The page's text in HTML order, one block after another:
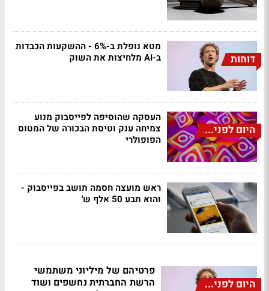
דוחות
מטא נופלת ב-6% - ההשקעות הכבדות
ב-AI מלחיצות את השוק
היום לפני...
העסקה שהוסיפה לפייסבוק מנוע
צמיחה ענק וטיסת הבכורה של המטוס
הפופולרי
ראש מועצה חסמה תושב בפייסבוק -
והוא תבע 50 אלף ש'
היום לפני...
פרטיהם של מיליוני משתמשי
הרשת החברתית נחשפים ושוד